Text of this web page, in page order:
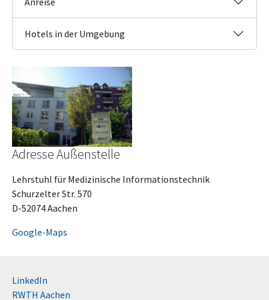
Hotels in der Umgebung
Adresse Außenstelle
Lehrstuhl für Medizinische Informationstechnik
Schurzelter Str. 570
D-52074 Aachen
Google-Maps
LinkedIn
RWTH Aachen